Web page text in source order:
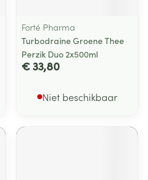
Forté Pharma
Turbodraine Groene Thee
Perzik Duo 2x500ml
€ 33,80
Niet beschikbaar